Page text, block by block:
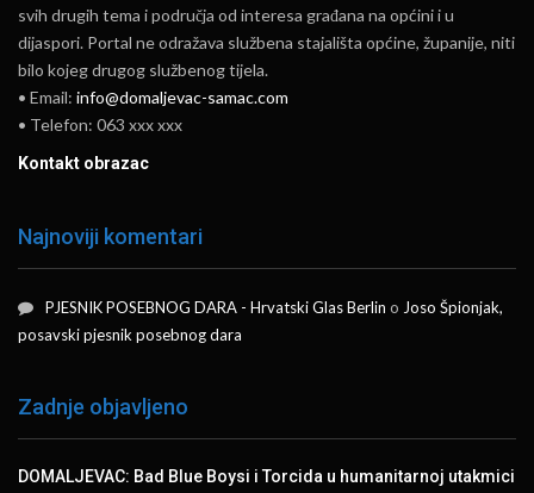
svih drugih tema i područja od interesa građana na općini i u
dijaspori. Portal ne odražava službena stajališta općine, županije, niti
bilo kojeg drugog službenog tijela.
• Email: info@domaljevac-samac.com
• Telefon: 063 xxx xxx
Kontakt obrazac
Najnoviji komentari
PJESNIK POSEBNOG DARA - Hrvatski Glas Berlin o Joso Špionjak,
posavski pjesnik posebnog dara
Zadnje objavljeno
DOMALJEVAC: Bad Blue Boysi i Torcida u humanitarnoj utakmici